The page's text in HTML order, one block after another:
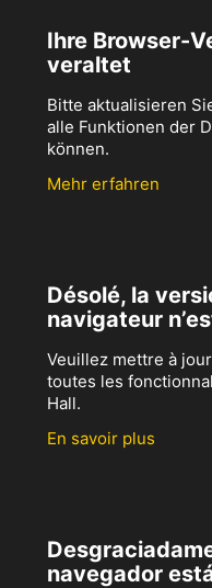
Ihre Browser-
veraltet
Bitte aktualisieren
alle Funktionen der
können.
Mehr erfahren
Désolé, la
navigateur
Veuillez mettre à
toutes les
Hall.
En savoir plus
navegador